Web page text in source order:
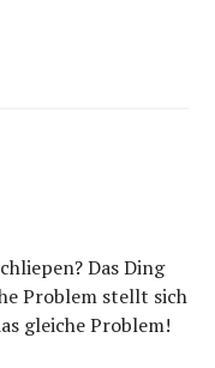
Das Ding
Problem stellt sich
gleiche Problem!